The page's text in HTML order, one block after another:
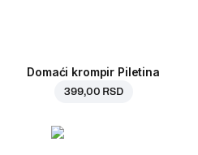
Domaći krompir Piletina
399,00 RSD